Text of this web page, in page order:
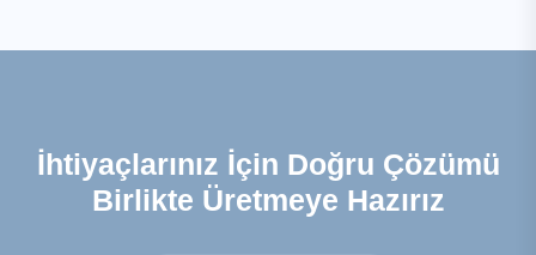
İhtiyaçlarınız İçin Doğru Çözümü
Birlikte Üretmeye Hazırız